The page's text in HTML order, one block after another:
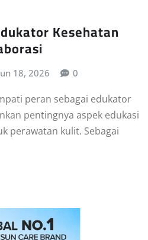
Kesehatan
18, 2026 0
peran sebagai edukator
pentingnya aspek edukasi
perawatan kulit. Sebagai